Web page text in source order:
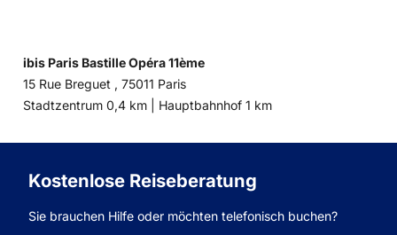
ibis Paris Bastille Opéra 11ème
15 Rue Breguet , 75011 Paris
Entfernung
Stadtzentrum 0,4 km | Entfernung
Hauptbahnhof 1 km
Kostenlose Reiseberatung
Sie brauchen Hilfe oder möchten telefonisch buchen?